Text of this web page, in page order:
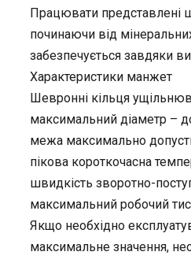
Працювати представлені
починаючи від
забезпечується завдяки
Характеристики манжет
Шевронні кільця
максимальний діаметр –
межа максимально
пікова короткочасна
швидкість зворотно-
максимальний робочий
Якщо необхідно
максимальне значення,